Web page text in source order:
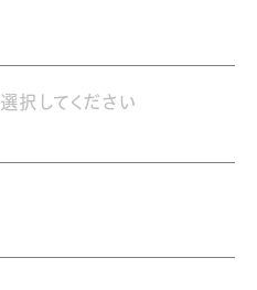
選択してください